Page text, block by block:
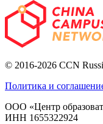
© 2016-2026 CCN
Политика и
ООО «Центр
ИНН 1655322924